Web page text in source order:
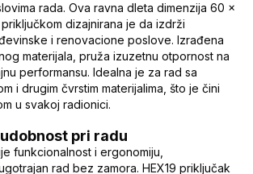
rada. Ova ravna dleta dimenzija 60 x
priključkom dizajnirana je da izdrži
i renovacione poslove. Izrađena
materijala, pruža izuzetnu otpornost na
performansu. Idealna je za rad sa
i drugim čvrstim materijalima, što je čini
u svakoj radionici.
pri radu
funkcionalnost i ergonomiju,
rad bez zamora. HEX19 priključak